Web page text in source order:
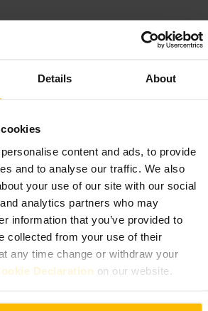
Details About
content and ads, to provide
and to analyse our traffic. We also
your use of our site with our social
analytics partners who may
information that you’ve provided to
collected from your use of their
any time change or withdraw your
Declaration on our website.
große Auswahl.
mit Regalen voller Teedosen und
Sie können verschiedene Tees riechen und
Gastronomie, nur Verkauf von Tee und
zu Herkunft und Zubereitung.
Besuch